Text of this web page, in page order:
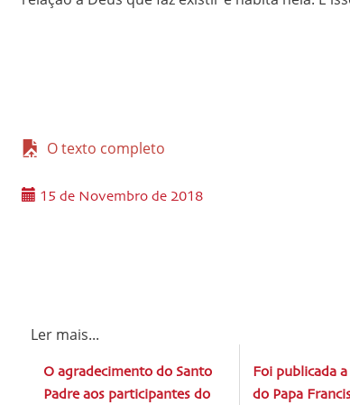
O texto completo
15 de Novembro de 2018
Ler mais...
O agradecimento do Santo
Padre aos participantes do
Foi publicada
do Papa